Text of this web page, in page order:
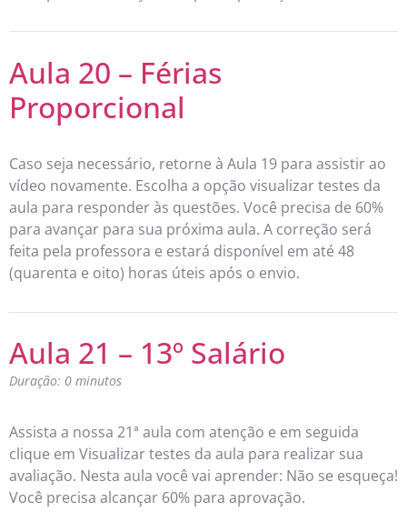
Aula 20 – Férias
Proporcional
Caso seja necessário, retorne à Aula 19 para assistir ao
vídeo novamente. Escolha a opção visualizar testes da
aula para responder às questões. Você precisa de 60%
para avançar para sua próxima aula. A correção será
feita pela professora e estará disponível em até 48
(quarenta e oito) horas úteis após o envio.
Aula 21 – 13º Salário
Duração: 0 minutos
Assista a nossa 21ª aula com atenção e em seguida
clique em Visualizar testes da aula para realizar sua
avaliação. Nesta aula você vai aprender: Não se esqueça!
Você precisa alcançar 60% para aprovação.